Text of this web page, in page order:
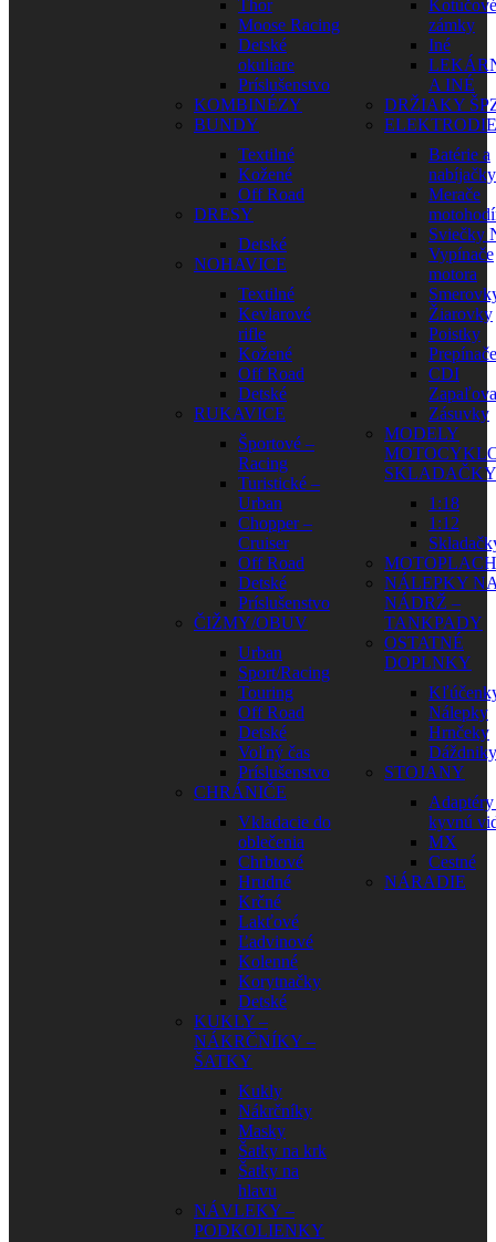
Thor
Moose Racing
Detské
okuliare
Príslušenstvo
KOMBINÉZY
BUNDY
Textilné
Kožené
Off Road
DRESY
Detské
NOHAVICE
Textilné
Kevlarové
rifle
Kožené
Off Road
Detské
RUKAVICE
Športové –
Racing
Turistické –
Urban
Chopper –
Cruiser
Off Road
Detské
Príslušenstvo
ČIŽMY/OBUV
Urban
Sport/Racing
Touring
Off Road
Detské
Voľný čas
Príslušenstvo
CHRÁNIČE
Vkladacie do
oblečenia
Chrbtové
Hrudné
Krčné
Lakťové
Ľadvinové
Kolenné
Korytnačky
Detské
KUKLY –
NÁKRČNÍKY –
ŠATKY
Kukly
Nákrčníky
Masky
Šatky na krk
Šatky na
hlavu
NÁVLEKY –
PODKOLIENKY
Kotúčové
zámky
Iné
A INÉ
DRŽIAKY
Batérie a
nabíjačky
Merače
Sviečky
Vypínače
motora
Žiarovky
Poistky
Prepínače
CDI
Zásuvky
MODELY
SKLADAČKY
1:18
1:12
NÁLEPKY
NÁDRŽ –
TANKPADY
OSTATNÉ
DOPLNKY
Nálepky
Hrnčeky
Dáždniky
STOJANY
kyvnú
MX
Cestné
NÁRADIE